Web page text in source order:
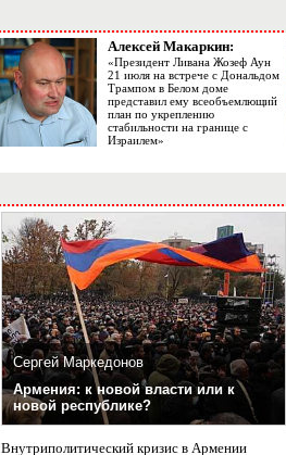
Алексей Макаркин:
«Президент Ливана Жозеф Аун
21 июля на встрече с Дональдом
Трампом в Белом доме
представил ему всеобъемлющий
план по укреплению
стабильности на границе с
Израилем»
Сергей Маркедонов
Армения: к новой власти или к
новой республике?
Внутриполитический кризис в Армении